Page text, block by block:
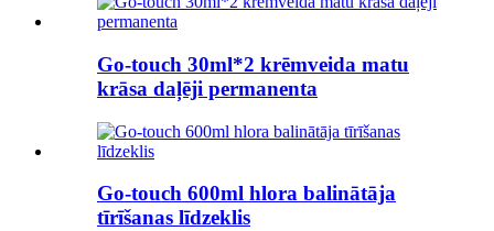
Go-touch 30ml*2 krēmveida matu
krāsa daļēji permanenta
Go-touch 600ml hlora balinātāja
tīrīšanas līdzeklis